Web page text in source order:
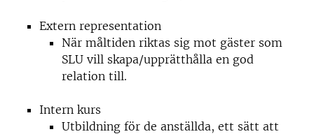
Extern representation
När måltiden riktas sig mot gäster som
SLU vill skapa/upprätthålla en god
relation till.
Intern kurs
Utbildning för de anställda, ett sätt att